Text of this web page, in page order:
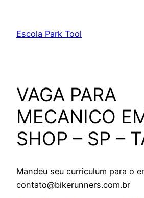
Escola Park Tool
VAGA PARA
MECANICO
SHOP – SP –
Mandeu seu curriculum para o
contato@bikerunners.com.br